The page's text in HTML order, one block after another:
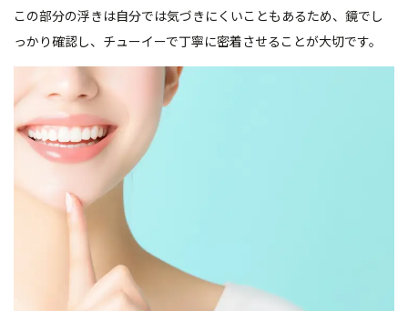
この部分の浮きは自分では気づきにくいこともあるため、鏡でし
っかり確認し、チューイーで丁寧に密着させることが大切です。